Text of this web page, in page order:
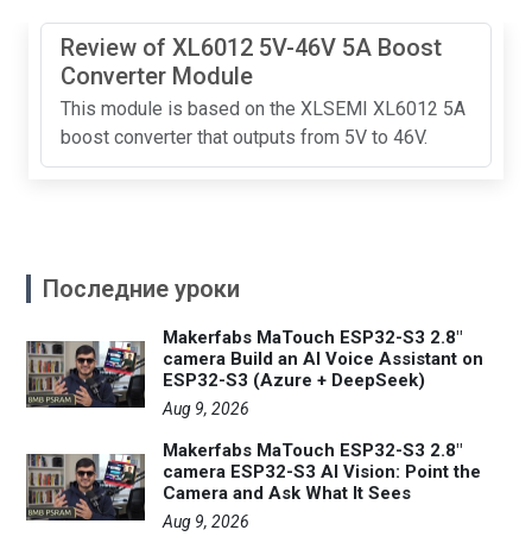
Review of XL6012 5V-46V 5A Boost
Converter Module
This module is based on the XLSEMI XL6012 5A
boost converter that outputs from 5V to 46V.
Последние уроки
Makerfabs MaTouch ESP32-S3 2.8"
camera Build an AI Voice Assistant on
ESP32-S3 (Azure + DeepSeek)
Aug 9, 2026
Makerfabs MaTouch ESP32-S3 2.8"
camera ESP32-S3 AI Vision: Point the
Camera and Ask What It Sees
Aug 9, 2026